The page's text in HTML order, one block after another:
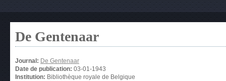
De Gentenaar
Journal: De Gentenaar
Date de publication: 03-01-1943
Institution: Bibliothèque royale de Belgique